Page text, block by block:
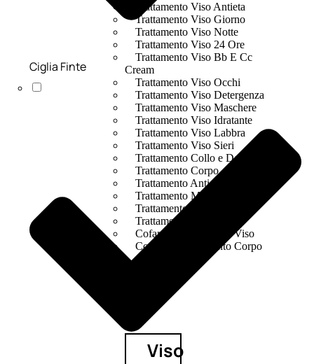
Trattamento Viso Antieta
Trattamento Viso Giorno
Trattamento Viso Notte
Trattamento Viso 24 Ore
Trattamento Viso Bb E Cc
Cream
Trattamento Viso Occhi
Trattamento Viso Detergenza
Trattamento Viso Maschere
Trattamento Viso Idratante
Trattamento Viso Labbra
Trattamento Viso Sieri
Trattamento Collo e Decolleté
Trattamento Corpo
Trattamento Anticellulite
Trattamento Mani e Piedi
Trattamento Unghie
Trattamento Deodoranti
Cofanetti Trattamento Viso
Cofanetti Trattamento Corpo
Viso
Ciglia Finte